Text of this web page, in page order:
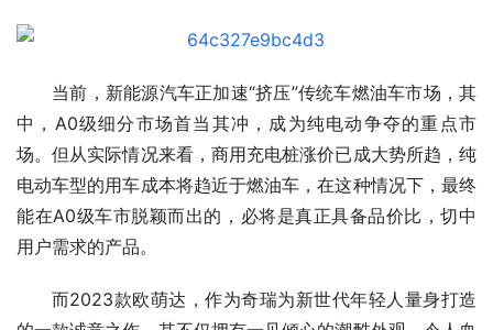
当前，新能源汽车正加速“挤压”传统车燃油车市场，其
中，A0级细分市场首当其冲，成为纯电动争夺的重点市
场。但从实际情况来看，商用充电桩涨价已成大势所趋，纯
电动车型的用车成本将趋近于燃油车，在这种情况下，最终
能在A0级车市脱颖而出的，必将是真正具备品价比，切中
用户需求的产品。
而2023款欧萌达，作为奇瑞为新世代年轻人量身打造